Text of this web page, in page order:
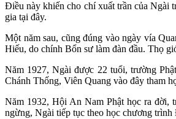
Điều này khiến cho chí xuất trần của Ngài
gia tại đây.
Một năm sau, cũng đúng vào ngày vía
Hiếu, do chính Bổn sư làm đàn đầu. Thọ
Năm 1927, Ngài được 22 tuổi, trường
Chánh Thống, Viên Quang vào đây tham
Năm 1932, Hội An Nam Phật học ra đời,
ngừng, Ngài tiếp tục theo học chương